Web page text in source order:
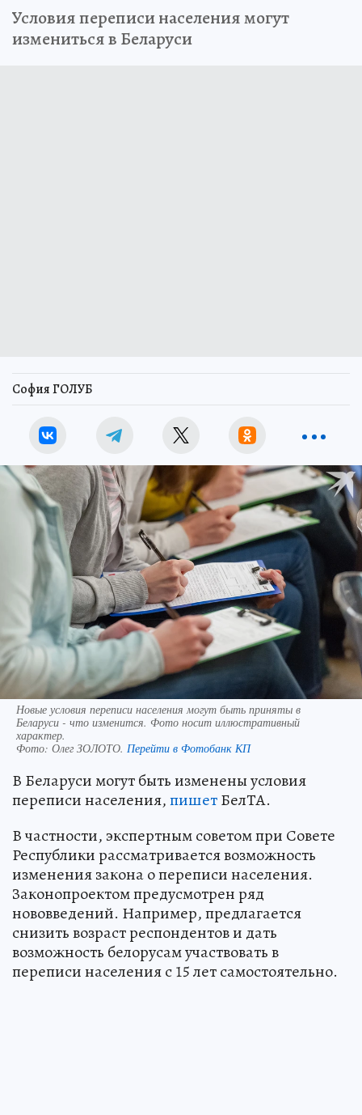
Условия переписи населения могут
измениться в Беларуси
София ГОЛУБ
Новые условия переписи населения могут быть приняты в
Беларуси - что изменится. Фото носит иллюстративный
характер.
Фото: Олег ЗОЛОТО. Перейти в Фотобанк КП
В Беларуси могут быть изменены условия
переписи населения,пишетБелТА.
В частности, экспертным советом при Совете
Республики рассматривается возможность
изменения закона о переписи населения.
Законопроектом предусмотрен ряд
нововведений. Например, предлагается
снизить возраст респондентов и дать
возможность белорусам участвовать в
переписи населения с 15 лет самостоятельно.